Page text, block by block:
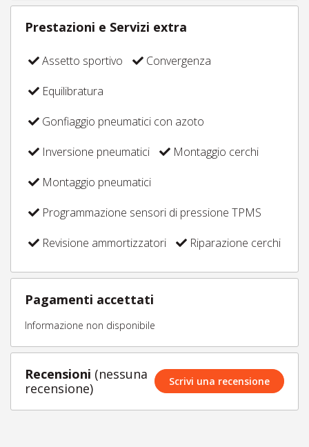
Prestazioni e Servizi extra
Assetto sportivo
Convergenza
Equilibratura
Gonfiaggio pneumatici con azoto
Inversione pneumatici
Montaggio cerchi
Montaggio pneumatici
Programmazione sensori di pressione TPMS
Revisione ammortizzatori
Riparazione cerchi
Pagamenti accettati
Informazione non disponibile
Recensioni (nessuna
recensione)
Scrivi una recensione